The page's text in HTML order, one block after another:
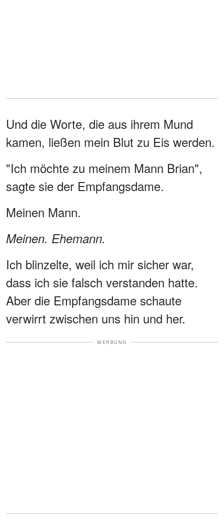
Und die Worte, die aus ihrem Mund
kamen, ließen mein Blut zu Eis werden.
"Ich möchte zu meinem Mann Brian",
sagte sie der Empfangsdame.
Meinen Mann.
Meinen. Ehemann.
Ich blinzelte, weil ich mir sicher war,
dass ich sie falsch verstanden hatte.
Aber die Empfangsdame schaute
verwirrt zwischen uns hin und her.
WERBUNG